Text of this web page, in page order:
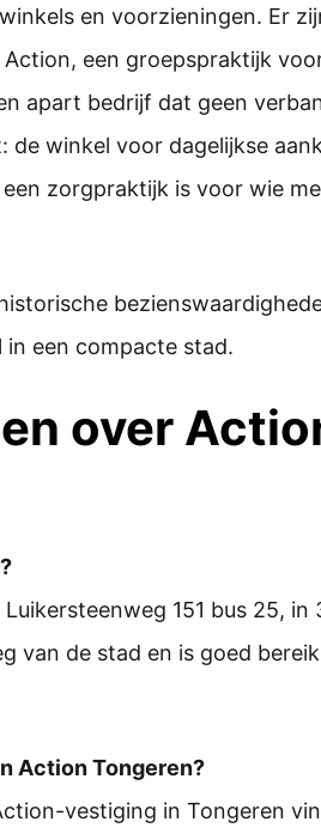
en voorzieningen. Er
een groepspraktijk
apart bedrijf dat geen
winkel voor dagelijkse
zorgpraktijk is voor wie
in een compacte stad.
over
151 bus 25, in
van de stad en is goed
Action Tongeren?
vestiging in Tongeren